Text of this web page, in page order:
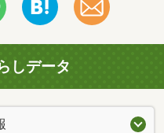
しデータ